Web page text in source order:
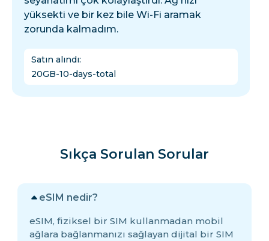
yüksekti ve bir kez bile Wi-Fi aramak
zorunda kalmadım.
Satın alındı:
20GB-10-days-total
Sıkça Sorulan Sorular
eSIM nedir?
eSIM, fiziksel bir SIM kullanmadan mobil
ağlara bağlanmanızı sağlayan dijital bir SIM